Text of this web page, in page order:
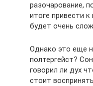
разочарование,
итоге привести
будет очень
Однако это еще
полтергейст?
говорил ли дух
стоит